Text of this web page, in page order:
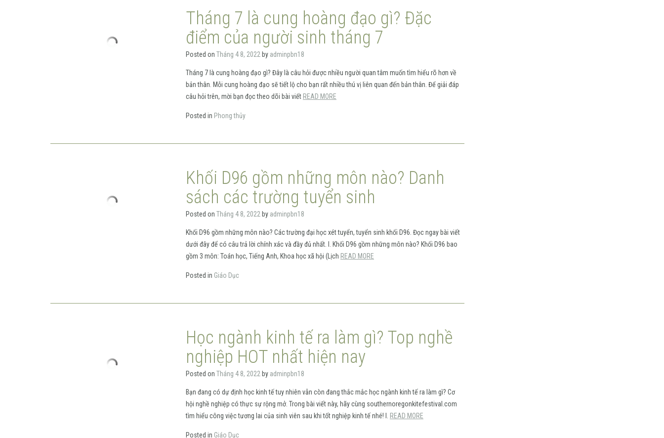
Tháng 7 là cung hoàng đạo gì? Đặc
điểm của người sinh tháng 7
Posted on Tháng 4 8, 2022by adminpbn18
Tháng 7 là cung hoàng đạo gì? Đây là câu hỏi được nhiều người quan tâm muốn tìm hiểu rõ hơn về
bản thân. Mỗi cung hoàng đạo sẽ tiết lộ cho bạn rất nhiều thú vị liên quan đến bản thân. Để giải đáp
câu hỏi trên, mời bạn đọc theo dõi bài viết READ MORE
Posted in Phong thủy
Khối D96 gồm những môn nào? Danh
sách các trường tuyển sinh
Posted on Tháng 4 8, 2022 by adminpbn18
Khối D96 gồm những môn nào? Các trường đại học xét tuyển, tuyển sinh khối D96. Đọc ngay bài viết
dưới đây để có câu trả lời chính xác và đầy đủ nhất. I. Khối D96 gồm những môn nào? Khối D96 bao
gồm 3 môn: Toán học, Tiếng Anh, Khoa học xã hội (Lịch READ MORE
Posted in Giáo Dục
Học ngành kinh tế ra làm gì? Top nghề
nghiệp HOT nhất hiện nay
Posted on Tháng 4 8, 2022 by adminpbn18
Bạn đang có dự định học kinh tế tuy nhiên vẫn còn đang thắc mắc học ngành kinh tế ra làm gì? Cơ
hội nghề nghiệp có thực sự rộng mở. Trong bài viết này, hãy cùng southernoregonkitefestival.com
tìm hiểu công việc tương lai của sinh viên sau khi tốt nghiệp kinh tế nhé! I.
READ MORE
Posted in Giáo Dục